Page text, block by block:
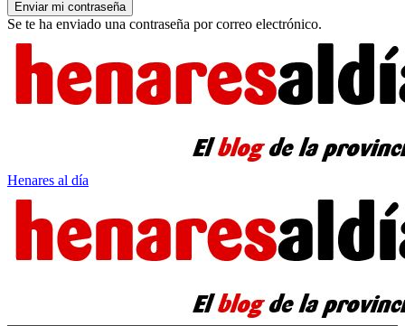
Se te ha enviado una contraseña por correo electrónico.
Henares al día